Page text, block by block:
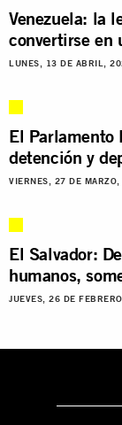
Venezuela: la
convertirse en
LUNES, 13 DE ABRIL,
El Parlamento
detención y
VIERNES, 27 DE
El Salvador:
humanos,
JUEVES, 26 DE